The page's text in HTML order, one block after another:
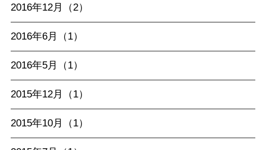
2016年12月（2）
2016年6月（1）
2016年5月（1）
2015年12月（1）
2015年10月（1）